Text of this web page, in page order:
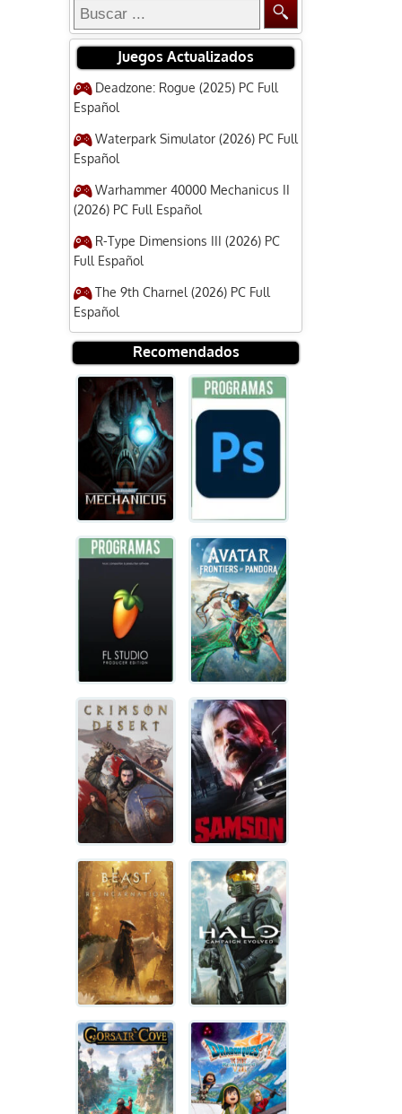
Juegos Actualizados
Deadzone: Rogue (2025) PC Full
Español
Waterpark Simulator (2026) PC Full
Español
Warhammer 40000 Mechanicus II
(2026) PC Full Español
R-Type Dimensions III (2026) PC
Full Español
The 9th Charnel (2026) PC Full
Español
Recomendados